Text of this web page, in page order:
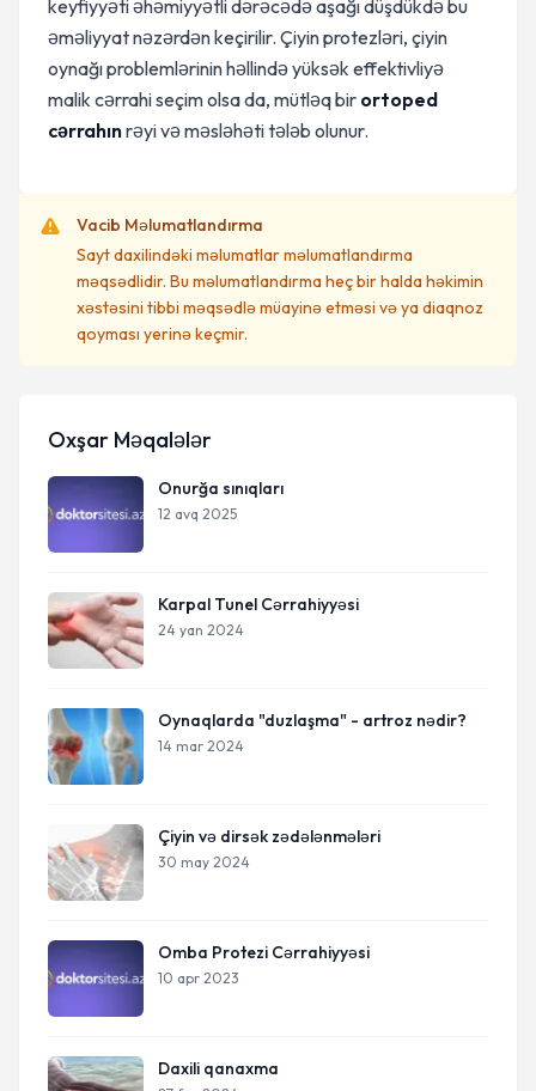
keyfiyyəti əhəmiyyətli dərəcədə aşağı düşdükdə bu
əməliyyat nəzərdən keçirilir. Çiyin protezləri, çiyin
oynağı problemlərinin həllində yüksək effektivliyə
malik cərrahi seçim olsa da, mütləq bir ortoped
cərrahınrəyi və məsləhəti tələb olunur.
Vacib Məlumatlandırma
Sayt daxilindəki məlumatlar məlumatlandırma
məqsədlidir. Bu məlumatlandırma heç bir halda həkimin
xəstəsini tibbi məqsədlə müayinə etməsi və ya diaqnoz
qoyması yerinə keçmir.
Oxşar Məqalələr
Onurğa sınıqları
12 avq 2025
Karpal Tunel Cərrahiyyəsi
24 yan 2024
Oynaqlarda "duzlaşma" - artroz nədir?
14 mar 2024
Çiyin və dirsək zədələnmələri
30 may 2024
Omba Protezi Cərrahiyyəsi
10 apr 2023
Daxili qanaxma